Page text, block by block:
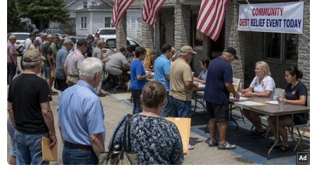
Một sản phẩm kem dưỡng vừa dưỡng ẩm vừa
làm sáng sẽ giúp làm mờ những vết đốm đen do
lão hóa, đồng thời cung cấp nước cho da, ngăn
chặn quá trình lão hóa diễn ra nhanh hơn.
Chưa bao giờ là quá muộn để bắt đầu quá trình
chăm sóc da lão hóa. Do đó, ngoài việc lựa chọn
những sản phẩm dưỡng ẩm sáng da lành tính,
duy trì một chế độ ăn uống, sinh hoạt lành